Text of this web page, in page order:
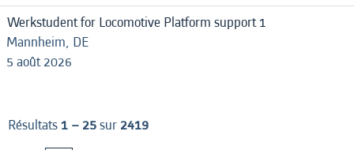
Werkstudent for Locomotive Platform support 1
Mannheim, DE
5 août 2026
Résultats1 – 25sur 2419